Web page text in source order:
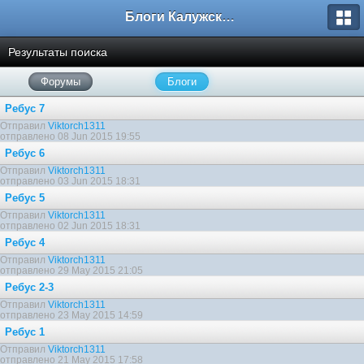
Блоги Калужского перекрестка
Результаты поиска
Форумы Блоги
Ребус 7
Отправил Viktorch1311
отправлено 08 Jun 2015 19:55
Ребус 6
Отправил Viktorch1311
отправлено 03 Jun 2015 18:31
Ребус 5
Отправил Viktorch1311
отправлено 02 Jun 2015 18:31
Ребус 4
Отправил Viktorch1311
отправлено 29 May 2015 21:05
Ребус 2-3
Отправил Viktorch1311
отправлено 23 May 2015 14:59
Ребус 1
Отправил Viktorch1311
отправлено 21 May 2015 17:58